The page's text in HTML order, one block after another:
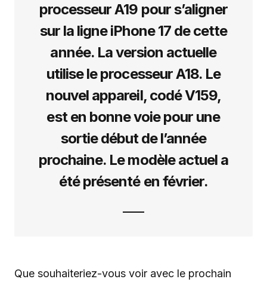
processeur A19 pour s’aligner
sur la ligne iPhone 17 de cette
année. La version actuelle
utilise le processeur A18. Le
nouvel appareil, codé V159,
est en bonne voie pour une
sortie début de l’année
prochaine. Le modèle actuel a
été présenté en février.
Que souhaiteriez-vous voir avec le prochain